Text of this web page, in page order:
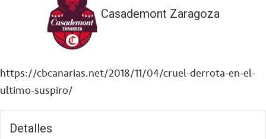
Casademont Zaragoza
https://cbcanarias.net/2018/11/04/cruel-derrota-en-el-
ultimo-suspiro/
Detalles